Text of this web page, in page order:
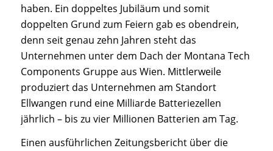
haben. Ein doppeltes Jubiläum und somit
doppelten Grund zum Feiern gab es obendrein,
denn seit genau zehn Jahren steht das
Unternehmen unter dem Dach der Montana Tech
Components Gruppe aus Wien. Mittlerweile
produziert das Unternehmen am Standort
Ellwangen rund eine Milliarde Batteriezellen
jährlich – bis zu vier Millionen Batterien am Tag.
Einen ausführlichen Zeitungsbericht über die